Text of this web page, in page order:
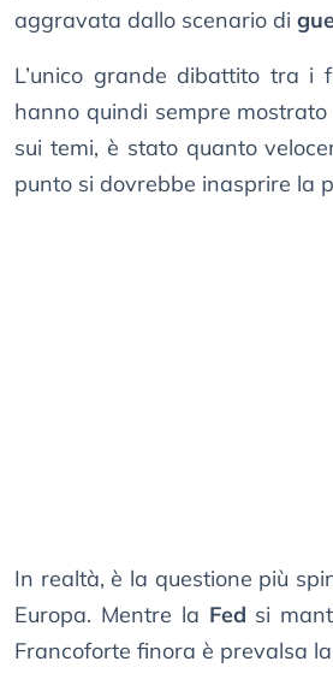
aggravata dallo scenario di
L’unico grande dibattito tra i
hanno quindi sempre
sui temi, è stato quanto
punto si dovrebbe inasprire la
In realtà, è la questione più
Europa. Mentre la Fed si
Francoforte finora è prevalsa